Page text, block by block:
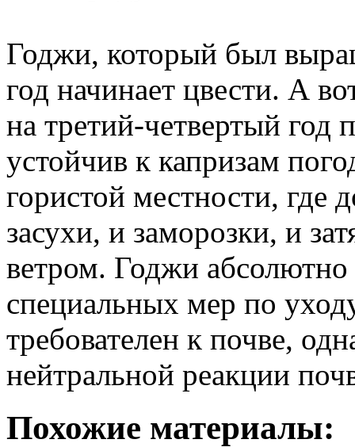
Годжи, который был
год начинает цвести. А
на третий-четвертый год
устойчив к капризам
гористой местности, где
засухи, и заморозки, и
ветром. Годжи
специальных мер по
требователен к почве,
нейтральной реакции
Похожие материалы: